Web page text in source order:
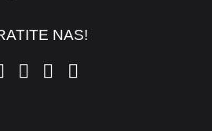
NAS!